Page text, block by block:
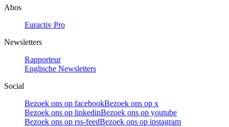
Abos
Euractiv Pro
Newsletters
Rapporteur
Englische Newsletters
Social
Bezoek ons op facebookBezoek ons op x
Bezoek ons op linkedinBezoek ons op youtube
Bezoek ons op rss-feedBezoek ons op instagram